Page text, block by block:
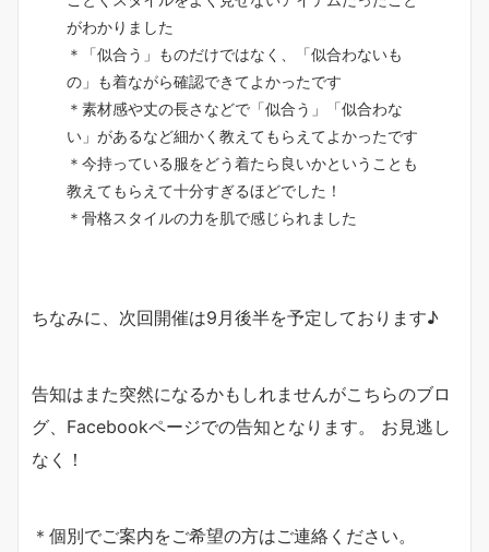
がわかりました
＊「似合う」ものだけではなく、「似合わないも
の」も着ながら確認できてよかったです
＊素材感や丈の長さなどで「似合う」「似合わな
い」があるなど細かく教えてもらえてよかったです
＊今持っている服をどう着たら良いかということも
教えてもらえて十分すぎるほどでした！
＊骨格スタイルの力を肌で感じられました
ちなみに、次回開催は9月後半を予定しております♪
告知はまた突然になるかもしれませんがこちらのブロ
グ、Facebookページでの告知となります。 お見逃し
なく！
＊個別でご案内をご希望の方はご連絡ください。